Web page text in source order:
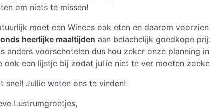
om niets te missen!
moet een Winees ook eten en daarom
heerlijke maaltijden aan belachelijk goedkope
anders voorschotelen dus hou zeker onze planning
ook een lijstje bij zodat jullie niet te ver moeten
snel! Jullie weten ons te vinden!
Lustrumgroetjes,